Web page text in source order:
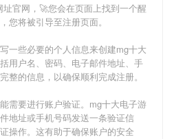
址官网，🚀您会在页面上找到一个醒
您将被引导至注册页面。
一些必要的个人信息来创建mg十大
用户名、密码、电子邮件地址、手
整的信息，以确保顺利完成注册。
需要进行账户验证。 mg十大电子游
地址或手机号码发送一条验证信
操作。这有助于确保账户的安全